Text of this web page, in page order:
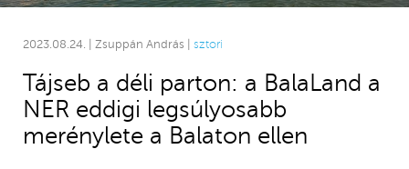
2023.08.24. | Zsuppán András | sztori
Tájseb a déli parton: a BalaLand a
NER eddigi legsúlyosabb
merénylete a Balaton ellen